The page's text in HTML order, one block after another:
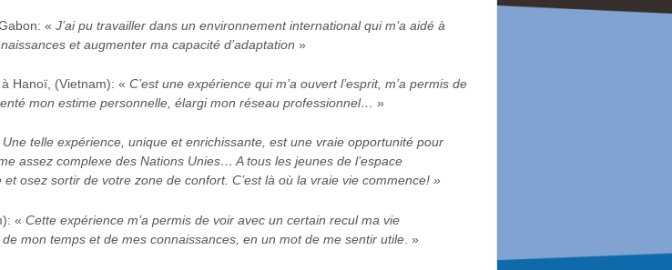
« J’ai pu travailler dans un environnement international qui m’a aidé à
et augmenter ma capacité d’adaptation »
Hanoï, (Vietnam): « C’est une expérience qui m’a ouvert l’esprit, m’a permis de
mon estime personnelle, élargi mon réseau professionnel… »
Une telle expérience, unique et enrichissante, est une vraie opportunité pour
assez complexe des Nations Unies… A tous les jeunes de l’espace
osez sortir de votre zone de confort. C’est là où la vraie vie commence! »
« Cette expérience m’a permis de voir avec un certain recul ma vie
mon temps et de mes connaissances, en un mot de me sentir utile . »